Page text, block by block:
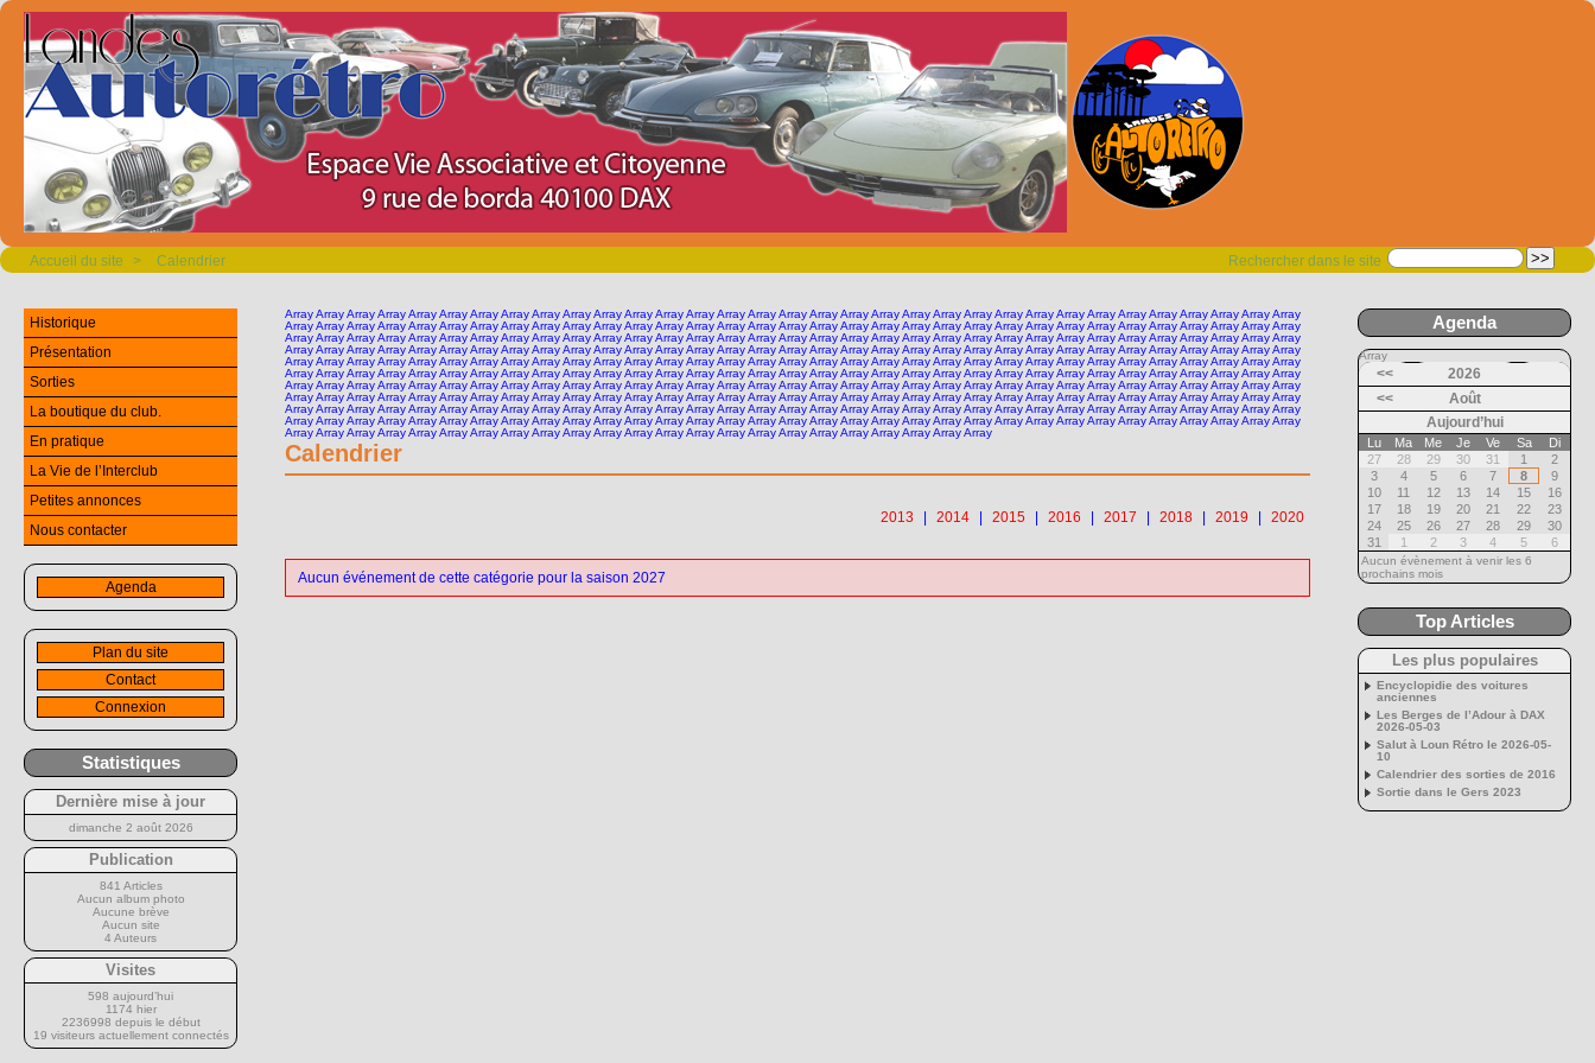
Rechercher dans le site
Accueil du site > Calendrier
Array Array Array Array Array Array Array Array Array Array Array Array Array Array Array Array Array Array Array Array Array Array Array Array Array Array Array Array Array Array Array Array Array
Array Array Array Array Array Array Array Array Array Array Array Array Array Array Array Array Array Array Array Array Array Array Array Array Array Array Array Array Array Array Array Array Array
Array Array Array Array Array Array Array Array Array Array Array Array Array Array Array Array Array Array Array Array Array Array Array Array Array Array Array Array Array Array Array Array Array
Array Array Array Array Array Array Array Array Array Array Array Array Array Array Array Array Array Array Array Array Array Array Array Array Array Array Array Array Array Array Array Array Array
Array Array Array Array Array Array Array Array Array Array Array Array Array Array Array Array Array Array Array Array Array Array Array Array Array Array Array Array Array Array Array Array Array
Array Array Array Array Array Array Array Array Array Array Array Array Array Array Array Array Array Array Array Array Array Array Array Array Array Array Array Array Array Array Array Array Array
Array Array Array Array Array Array Array Array Array Array Array Array Array Array Array Array Array Array Array Array Array Array Array Array Array Array Array Array Array Array Array Array Array
Array Array Array Array Array Array Array Array Array Array Array Array Array Array Array Array Array Array Array Array Array Array Array Array Array Array Array Array Array Array Array Array Array
Array Array Array Array Array Array Array Array Array Array Array Array Array Array Array Array Array Array Array Array Array Array Array Array Array Array Array Array Array Array Array Array Array
Array Array Array Array Array Array Array Array Array Array Array Array Array Array Array Array Array Array Array Array Array Array Array Array Array Array Array Array Array Array Array Array Array
Array Array Array Array Array Array Array Array Array Array Array Array Array Array Array Array Array Array Array Array Array Array Array
Calendrier
2013 2014 2015 2016 2017 2018 2019 2020
Aucun événement de cette catégorie pour la saison 2027
Historique
Présentation
Sorties
La boutique du club.
En pratique
La Vie de l’Interclub
Petites annonces
Nous contacter
Agenda
Plan du site
Contact
Connexion
Statistiques
Dernière mise à jour
dimanche 2 août 2026
Publication
841 Articles
Aucun album photo
Aucune brève
Aucun site
4 Auteurs
Visites
598 aujourd’hui
1174 hier
2236998 depuis le début
19 visiteurs actuellement connectés
Agenda
Array
<<
2026
<<
Août
Aujourd’hui
Lu Ma Me Je Ve Sa
Di
27
28 29 30 31 1
2
3
4 5 6 7 8
9
10
11 12 13 14 15
16
17
18 19 20 21 22
23
24
25 26 27 28 29
30
31
1 2 3 4 5 6
Aucun évènement à venir les 6
prochains mois
Top Articles
Les plus populaires
Encyclopidie des voitures
anciennes
Les Berges de l’Adour à DAX
2026-05-03
Salut à Loun Rétro le 2026-05-
10
Calendrier des sorties de 2016
Sortie dans le Gers 2023